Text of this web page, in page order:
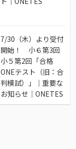
7/30（木）より受付
開始！ 小６第3回
小５第2回「合格
ONEテスト（旧：合
判模試）」｜重要な
お知らせ｜ONETES